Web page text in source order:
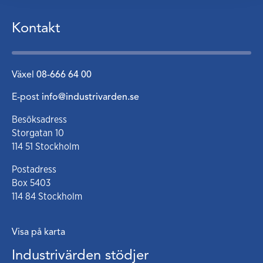
Kontakt
Växel 08-666 64 00
E-post info@industrivarden.se
Besöksadress
Storgatan 10
114 51 Stockholm
Postadress
Box 5403
114 84 Stockholm
Visa på karta
Industrivärden stödjer